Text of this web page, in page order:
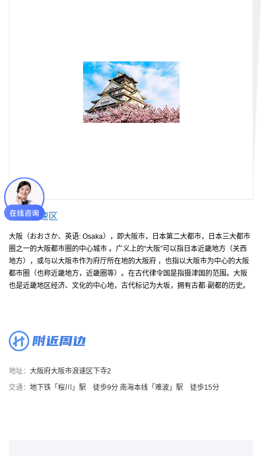
大阪 浪速区
大阪（おおさか、英语: Osaka），即大阪市，日本第二大都市，日本三大都市
圈之一的大阪都市圈的中心城市 。广义上的“大阪”可以指日本近畿地方（关西
地方），或与以大阪市作为府厅所在地的大阪府 ，也指以大阪市为中心的大阪
都市圈（也称近畿地方，近畿圈等）。在古代律令国是指摄津国的范围。大阪
也是近畿地区经济、文化的中心地，古代标记为大坂，拥有古都·副都的历史。
附近周边
地址： 大阪府大阪市浪速区下寺2
交通： 地下铁「桜川」駅 徒歩9分 南海本线「难波」駅 徒歩15分